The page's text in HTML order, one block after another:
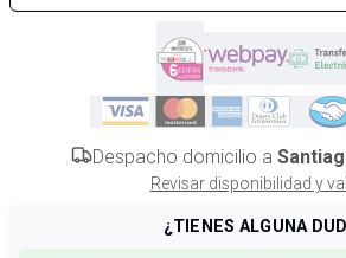
Despacho domicilio a
Revisar disponibilidad y
¿TIENES ALGUNA